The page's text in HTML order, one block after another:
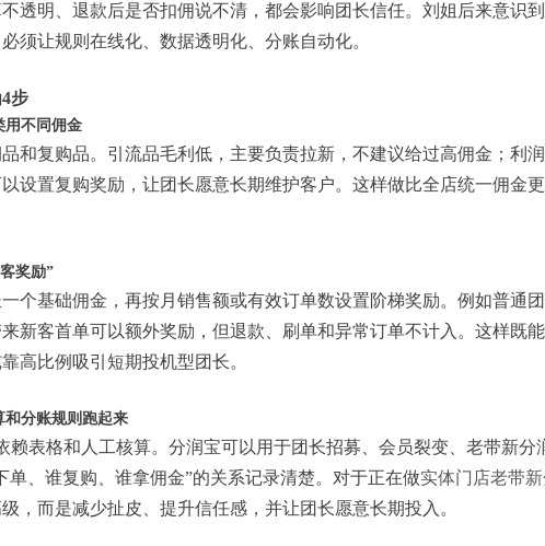
透明、退款后是否扣佣说不清，都会影响团长信任。刘姐后来意识到
须让规则在线化、数据透明化、分账自动化。
步
用不同佣金
和复购品。引流品毛利低，主要负责拉新，不建议给过高佣金；利
设置复购奖励，让团长愿意长期维护客户。这样做比全店统一佣金
奖励”
个基础佣金，再按月销售额或有效订单数设置阶梯奖励。例如普通
新客首单可以额外奖励，但退款、刷单和异常订单不计入。这样既能
高比例吸引短期投机型团长。
和分账规则跑起来
赖表格和人工核算。分润宝可以用于团长招募、会员裂变、老带新分
单、谁复购、谁拿佣金”的关系记录清楚。对于正在做实体门店老带
，而是减少扯皮、提升信任感，并让团长愿意长期投入。